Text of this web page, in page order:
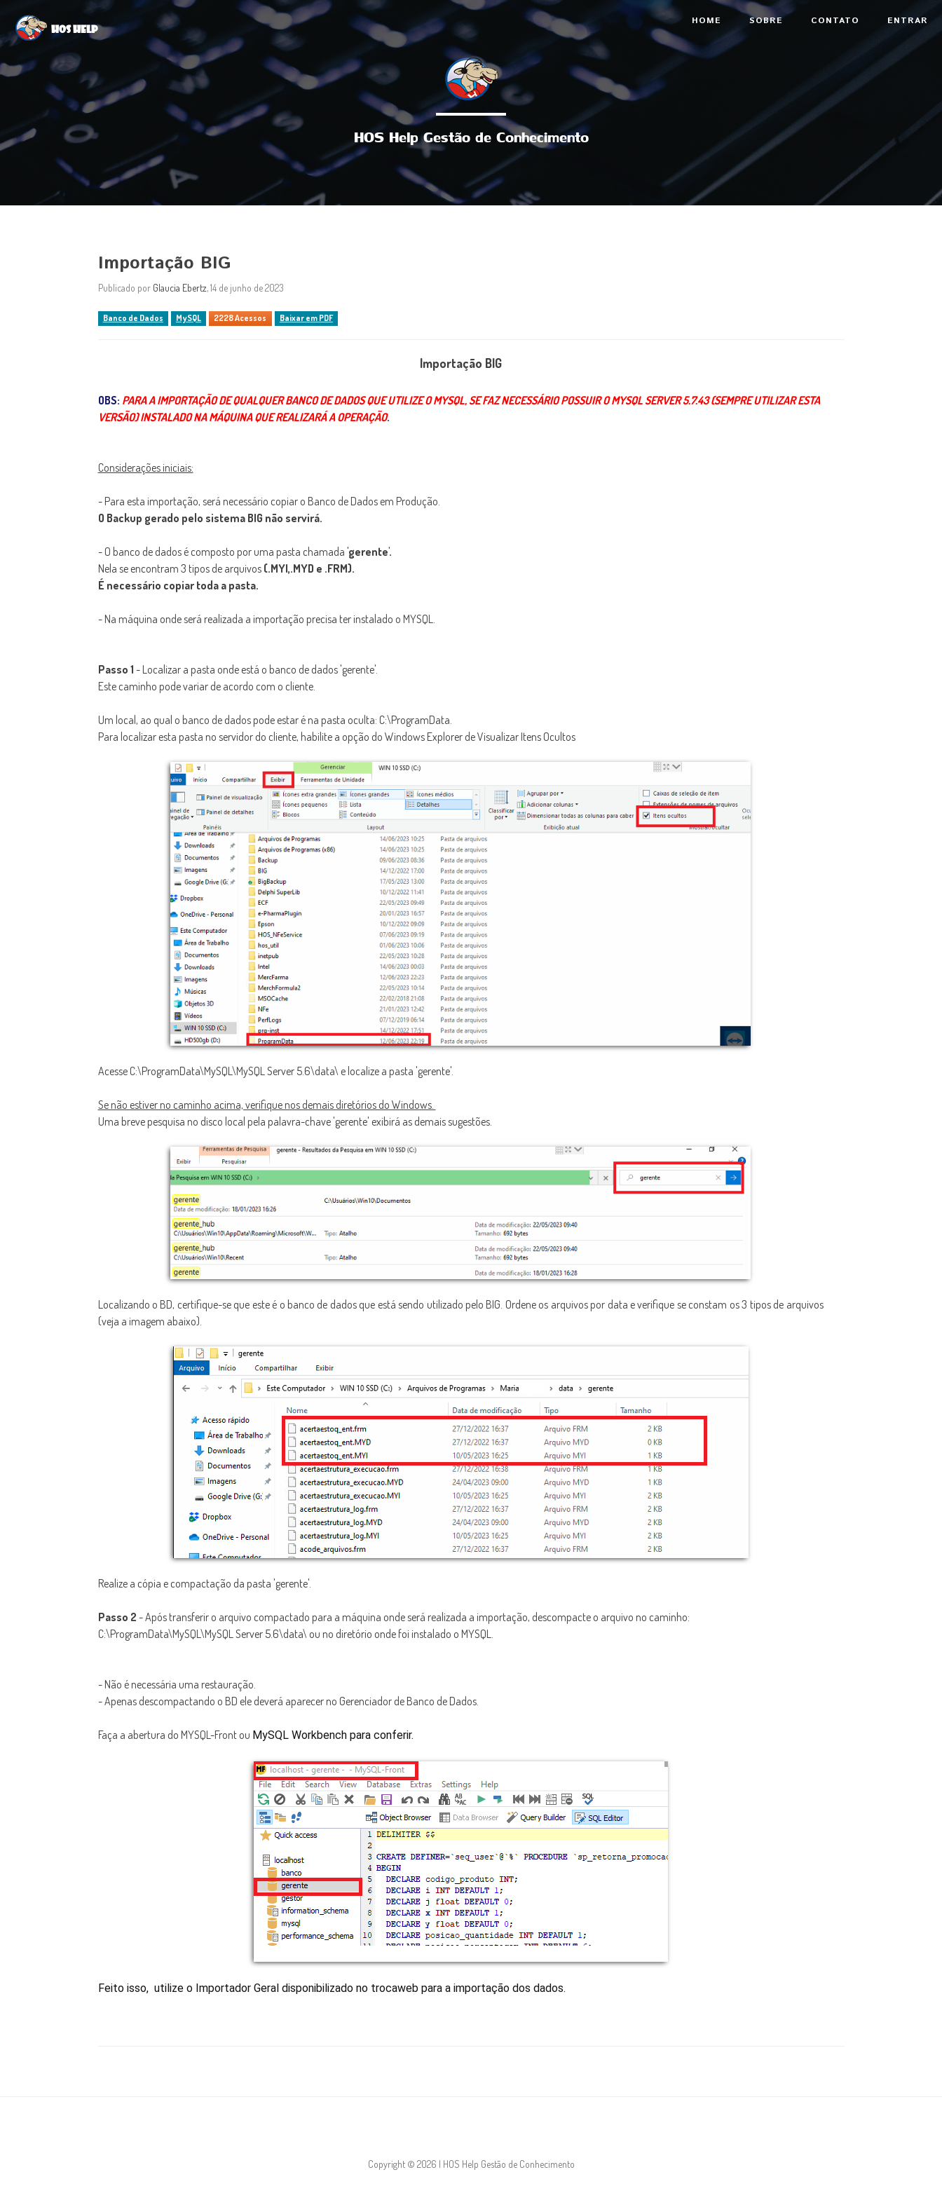
Hos Help
HOME SOBRE CONTATO ENTRAR
HOS Help Gestão de Conhecimento
Importação BIG
Publicado por Glaucia Ebertz, 14 de junho de 2023
Banco de Dados MySQL 2228 Acessos Baixar em PDF
Importação BIG
OBS: PARA A IMPORTAÇÃO DE QUALQUER BANCO DE DADOS QUE UTILIZE O MYSQL, SE FAZ NECESSÁRIO POSSUIR O MYSQL SERVER 5.7.43 (SEMPRE UTILIZAR ESTA
VERSÃO) INSTALADO NA MÁQUINA QUE REALIZARÁ A OPERAÇÃO.
Considerações iniciais:
- Para esta importação, será necessário copiar o Banco de Dados em Produção.
O Backup gerado pelo sistema BIG não servirá.
- O banco de dados é composto por uma pasta chamada 'gerente'.
Nela se encontram 3 tipos de arquivos (.MYI,.MYD e .FRM).
É necessário copiar toda a pasta.
- Na máquina onde será realizada a importação precisa ter instalado o MYSQL.
Passo 1 - Localizar a pasta onde está o banco de dados 'gerente'.
Este caminho pode variar de acordo com o cliente.
Um local, ao qual o banco de dados pode estar é na pasta oculta: C:\ProgramData.
Para localizar esta pasta no servidor do cliente, habilite a opção do Windows Explorer de Visualizar Itens Ocultos
Acesse C:\ProgramData\MySQL\MySQL Server 5.6\data\ e localize a pasta 'gerente'.
Se não estiver no caminho acima, verifique nos demais diretórios do Windows.
Uma breve pesquisa no disco local pela palavra-chave 'gerente' exibirá as demais sugestões.
Localizando o BD, certifique-se que este é o banco de dados que está sendo utilizado pelo BIG. Ordene os arquivos por data e verifique se constam os 3 tipos de arquivos
(veja a imagem abaixo).
Realize a cópia e compactação da pasta 'gerente'.
Passo 2 - Após transferir o arquivo compactado para a máquina onde será realizada a importação, descompacte o arquivo no caminho:
C:\ProgramData\MySQL\MySQL Server 5.6\data\ ou no diretório onde foi instalado o MYSQL.
- Não é necessária uma restauração.
- Apenas descompactando o BD ele deverá aparecer no Gerenciador de Banco de Dados.
Faça a abertura do MYSQL-Front ou MySQL Workbench para conferir.
Feito isso, utilize o Importador Geral disponibilizado no trocaweb para a importação dos dados.
Copyright © 2026 | HOS Help Gestão de Conhecimento